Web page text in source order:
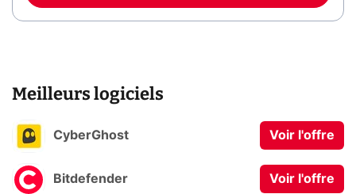
Meilleurs logiciels
CyberGhost Voir l'offre
Bitdefender Voir l'offre